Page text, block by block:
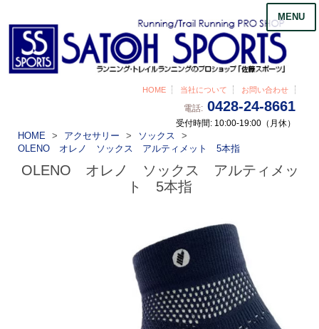
HOME 当社について お問い合わせ
電話: 0428-24-8661
受付時間: 10:00-19:00（月休）
MENU
HOME アクセサリー
ソックス
OLENO オレノ ソックス アルティメット 5本指
OLENO オレノ ソックス アルティメッ
ト 5本指